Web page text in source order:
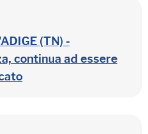
(TN) -
continua ad essere